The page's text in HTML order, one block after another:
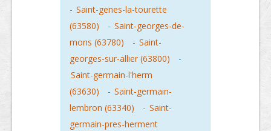
- Saint-genes-la-tourette
(63580)
- Saint-georges-de-
mons (63780)
- Saint-
georges-sur-allier (63800)
-
Saint-germain-l'herm
(63630)
- Saint-germain-
lembron (63340)
- Saint-
germain-pres-herment